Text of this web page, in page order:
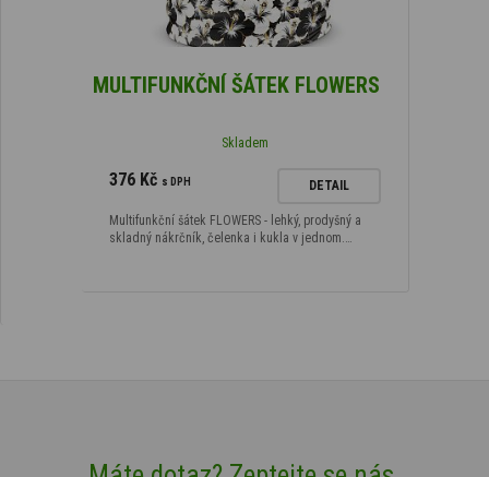
MULTIFUNKČNÍ ŠÁTEK FLOWERS
Skladem
376 Kč s DPH DETAIL
Multifunkční šátek FLOWERS - lehký, prodyšný a
skladný nákrčník, čelenka i kukla v jednom.…